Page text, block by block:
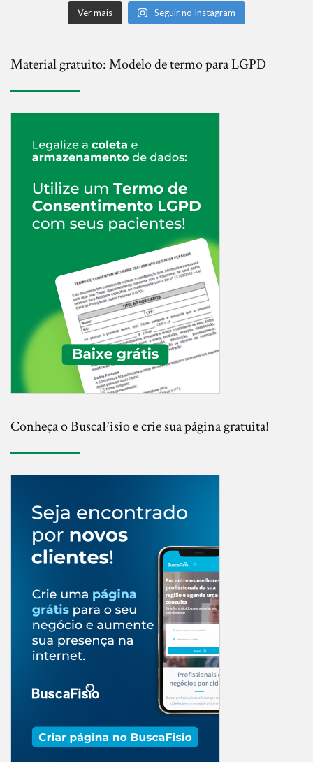
Ver mais Seguir no Instagram
Material gratuito: Modelo de termo para LGPD
Conheça o BuscaFisio e crie sua página gratuita!